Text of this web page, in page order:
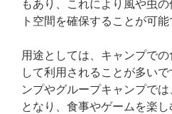
もあり、これにより風や虫
ト空間を確保することが可能
用途としては、キャンプで
して利用されることが多い
ンプやグループキャンプで
となり、食事やゲームを楽